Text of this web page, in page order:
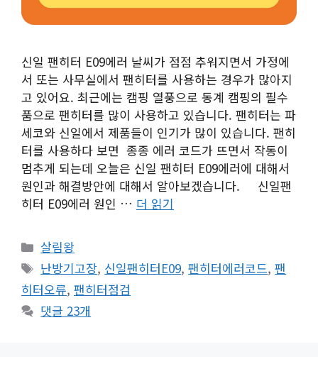
신일 팬히터 E09에러 날씨가 점점 추워지면서 가정에
서 또는 사무실에서 팬히터를 사용하는 경우가 많아지
고 있어요. 최근에는 캠핑 열풍으로 동계 캠핑의 필수
품으로 팬히터를 많이 사용하고 있습니다. 팬히터는 파
세코와 신일에서 제품들이 인기가 많이 있습니다. 팬히
터를 사용하다 보면 종종 에러 코드가 뜨면서 작동이
멈추게 되는데 오늘은 신일 팬히터 E09에러에 대해서
원인과 해결방안에 대해서 알아보겠습니다. 신일팬
히터 E09에러 원인 … 더 읽기
카
테
고
리
살림왕
태
그
난방기고장, 신일팬히터E09,팬히터에러코드,팬
히터오류, 팬히터점검
댓글 23개